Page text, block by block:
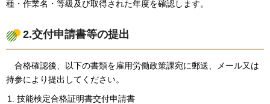
種・作業名・等級及び取得された年度を確認します。
2.交付申請書等の提出
合格確認後、以下の書類を雇用労働政策課宛に郵送、メール又は
持参により提出してください。
技能検定合格証明書交付申請書